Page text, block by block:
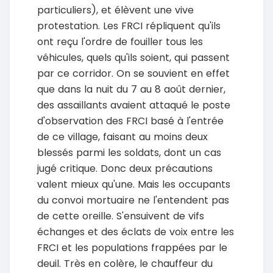
particuliers), et élèvent une vive
protestation. Les FRCI répliquent qu'ils
ont reçu l'ordre de fouiller tous les
véhicules, quels qu'ils soient, qui passent
par ce corridor. On se souvient en effet
que dans la nuit du 7 au 8 août dernier,
des assaillants avaient attaqué le poste
d'observation des FRCI basé à l'entrée
de ce village, faisant au moins deux
blessés parmi les soldats, dont un cas
jugé critique. Donc deux précautions
valent mieux qu'une. Mais les occupants
du convoi mortuaire ne l'entendent pas
de cette oreille. S'ensuivent de vifs
échanges et des éclats de voix entre les
FRCI et les populations frappées par le
deuil. Très en colère, le chauffeur du